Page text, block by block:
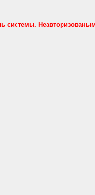
системы.